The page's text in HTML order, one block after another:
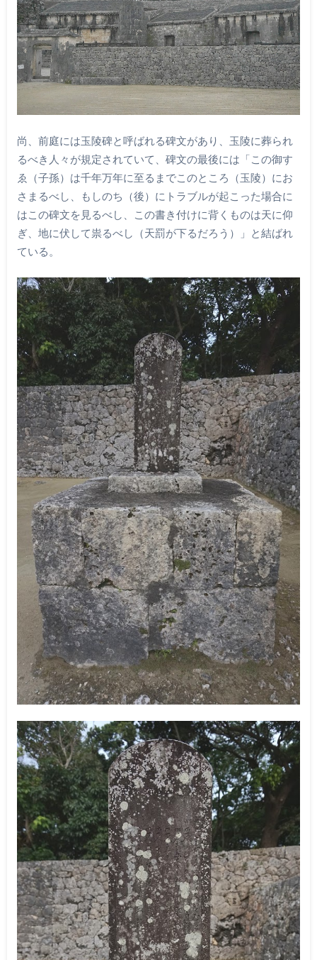
尚、前庭には玉陵碑と呼ばれる碑文があり、玉陵に葬られ
るべき人々が規定されていて、碑文の最後には「この御す
ゑ（子孫）は千年万年に至るまでこのところ（玉陵）にお
さまるべし、もしのち（後）にトラブルが起こった場合に
はこの碑文を見るべし、この書き付けに背くものは天に仰
ぎ、地に伏して祟るべし（天罰が下るだろう）」と結ばれ
ている。